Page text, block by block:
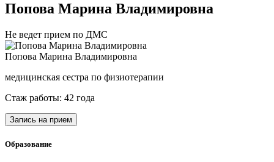
Попова Марина Владимировна
Не ведет прием по ДМС
Попова Марина Владимировна
медицинская сестра по физиотерапии
Стаж работы: 42 года
Запись на прием
Образование